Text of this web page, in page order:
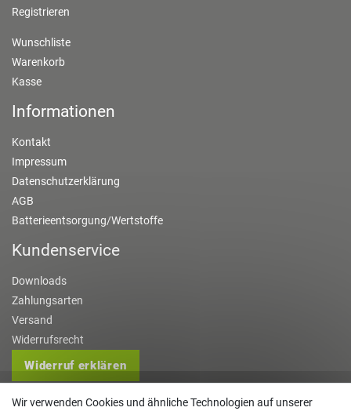
Registrieren
Wunschliste
Warenkorb
Kasse
Informationen
Kontakt
Impressum
Datenschutzerklärung
AGB
Batterieentsorgung/Wertstoffe
Kundenservice
Downloads
Zahlungsarten
Versand
Widerrufsrecht
Widerruf erklären
Kontakt
Wir verwenden Cookies und ähnliche Technologien auf unserer